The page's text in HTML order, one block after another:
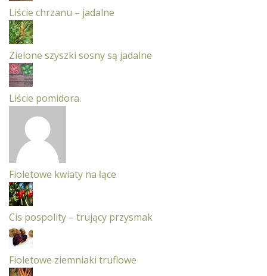
Liście chrzanu – jadalne
Zielone szyszki sosny są jadalne
Liście pomidora.
Fioletowe kwiaty na łące
Cis pospolity – trujący przysmak
Fioletowe ziemniaki truflowe